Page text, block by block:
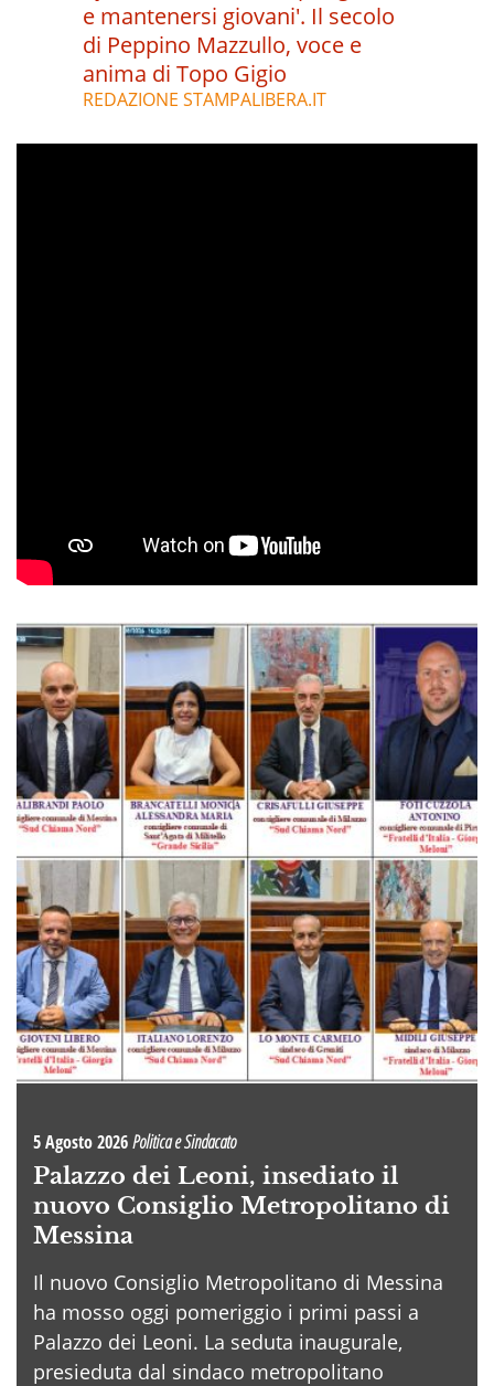
e mantenersi giovani'. Il secolo
di Peppino Mazzullo, voce e
anima di Topo Gigio
REDAZIONE STAMPALIBERA.IT
5 Agosto 2026Politica e Sindacato
Palazzo dei Leoni, insediato il
nuovo Consiglio Metropolitano di
Messina
Il nuovo Consiglio Metropolitano di Messina
ha mosso oggi pomeriggio i primi passi a
Palazzo dei Leoni. La seduta inaugurale,
presieduta dal sindaco metropolitano